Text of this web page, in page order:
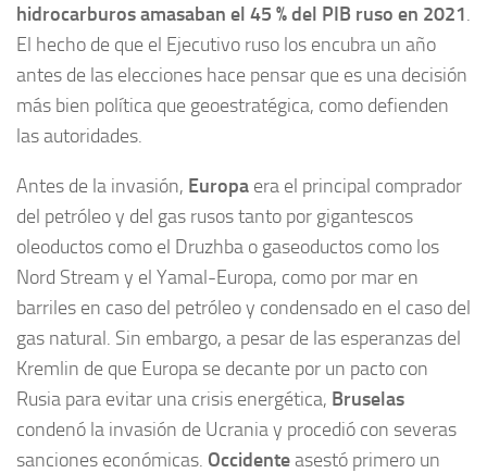
hidrocarburos amasaban el 45 % del PIB ruso en 2021.
El hecho de que el Ejecutivo ruso los encubra un año
antes de las elecciones hace pensar que es una decisión
más bien política que geoestratégica, como defienden
las autoridades.
Antes de la invasión, Europa era el principal comprador
del petróleo y del gas rusos tanto por gigantescos
oleoductos como el Druzhba o gaseoductos como los
Nord Stream y el Yamal-Europa, como por mar en
barriles en caso del petróleo y condensado en el caso del
gas natural. Sin embargo, a pesar de las esperanzas del
Kremlin de que Europa se decante por un pacto con
Rusia para evitar una crisis energética, Bruselas
condenó la invasión de Ucrania y procedió con severas
sanciones económicas. Occidenteasestó primero un